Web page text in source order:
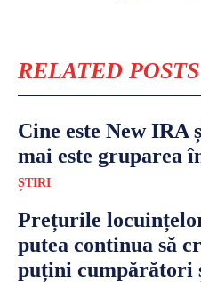
RELATED POSTS
Cine este New IRA
mai este gruparea
ȘTIRI
Prețurile
putea continua să
puțini cumpărători